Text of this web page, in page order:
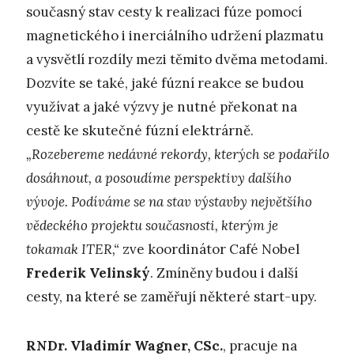
současný stav cesty k realizaci fúze pomocí
magnetického i inerciálního udržení plazmatu
a vysvětlí rozdíly mezi těmito dvěma metodami.
Dozvíte se také, jaké fúzní reakce se budou
využívat a jaké výzvy je nutné překonat na
cestě ke skutečné fúzní elektrárně.
„Rozebereme nedávné rekordy, kterých se podařilo
dosáhnout, a posoudíme perspektivy dalšího
vývoje. Podíváme se na stav výstavby největšího
vědeckého projektu současnosti, kterým je
tokamak ITER,“ zve koordinátor Café Nobel
Frederik Velinský. Zmíněny budou i další
cesty, na které se zaměřují některé start-upy.
RNDr. Vladimír Wagner, CSc., pracuje na